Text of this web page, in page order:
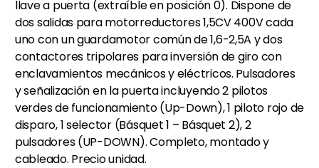
llave a puerta (extraíble en posición 0). Dispone de
dos salidas para motorreductores 1,5CV 400V cada
uno con un guardamotor común de 1,6-2,5A y dos
contactores tripolares para inversión de giro con
enclavamientos mecánicos y eléctricos. Pulsadores
y señalización en la puerta incluyendo 2 pilotos
verdes de funcionamiento (Up-Down), 1 piloto rojo de
disparo, 1 selector (Básquet 1 – Básquet 2), 2
pulsadores (UP-DOWN). Completo, montado y
cableado. Precio unidad.